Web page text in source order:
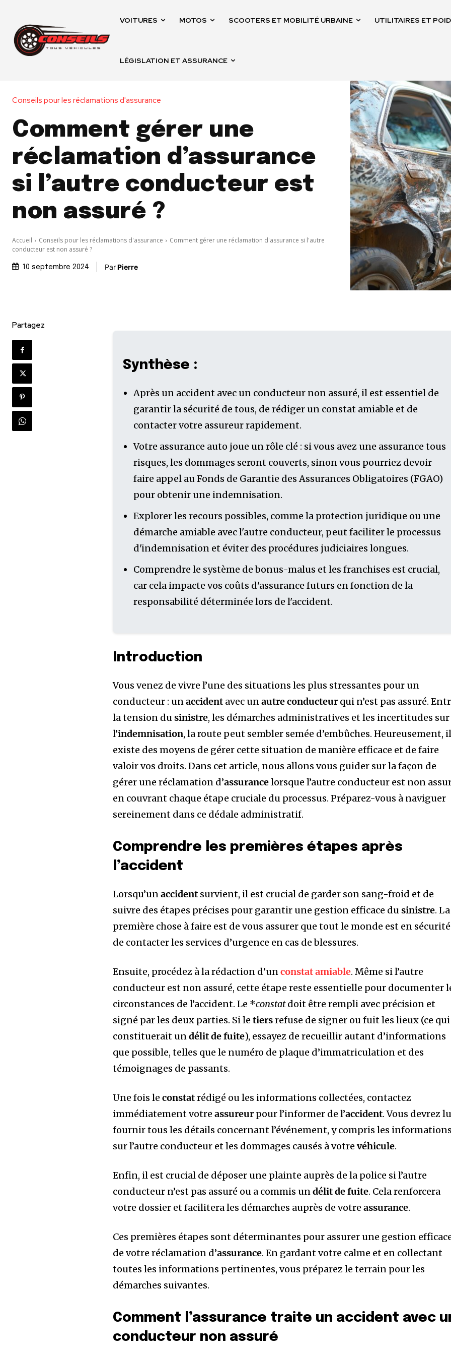
VOITURES MOTOS SCOOTERS ET MOBILITÉ URBAINE UTILITAIRES ET
LÉGISLATION ET ASSURANCE
Conseils pour les réclamations d'assurance
Comment gérer une
réclamation d’assurance
si l’autre conducteur est
non assuré ?
Accueil Conseils pour les réclamations d'assurance
Comment gérer une réclamation d'assurance si l'autre
conducteur est non assuré ?
10 septembre 2024 ParPierre
Partagez
Synthèse :
Après un accident avec un conducteur non assuré, il est essentiel de
garantir la sécurité de tous, de rédiger un constat amiable et de
contacter votre assureur rapidement.
Votre assurance auto joue un rôle clé : si vous avez une assurance tous
risques, les dommages seront couverts, sinon vous pourriez devoir
faire appel au Fonds de Garantie des Assurances Obligatoires (FGAO)
pour obtenir une indemnisation.
Explorer les recours possibles, comme la protection juridique ou une
démarche amiable avec l'autre conducteur, peut faciliter le processus
d'indemnisation et éviter des procédures judiciaires longues.
Comprendre le système de bonus-malus et les franchises est crucial,
car cela impacte vos coûts d'assurance futurs en fonction de la
responsabilité déterminée lors de l'accident.
Introduction
Vous venez de vivre l’une des situations les plus stressantes pour un
conducteur : unaccident avec unautre conducteurqui n’est pas assuré.
la tension dusinistre, les démarches administratives et les incertitudes sur
l’indemnisation, la route peut sembler semée d’embûches. Heureusement, il
existe des moyens de gérer cette situation de manière efficace et de faire
valoir vos droits. Dans cet article, nous allons vous guider sur la façon de
gérer une réclamation d’assurancelorsque l’autre conducteur est non
en couvrant chaque étape cruciale du processus. Préparez-vous à naviguer
sereinement dans ce dédale administratif.
Comprendre les premières étapes après
l’accident
Lorsqu’unaccident survient, il est crucial de garder son sang-froid et de
suivre des étapes précises pour garantir une gestion efficace dusinistre. La
première chose à faire est de vous assurer que tout le monde est en
de contacter les services d’urgence en cas de blessures.
Ensuite, procédez à la rédaction d’unconstat amiable. Même si l’autre
conducteur est non assuré, cette étape reste essentielle pour documenter
circonstances de l’accident. Le *constatdoit être rempli avec précision et
signé par les deux parties. Si letiersrefuse de signer ou fuit les lieux (ce qui
constituerait undélit de fuite), essayez de recueillir autant d’informations
que possible, telles que le numéro de plaque d’immatriculation et des
témoignages de passants.
Une fois leconstatrédigé ou les informations collectées, contactez
immédiatement votreassureurpour l’informer de l’accident. Vous devrez
fournir tous les détails concernant l’événement, y compris les informations
sur l’autre conducteur et les dommages causés à votrevéhicule.
Enfin, il est crucial de déposer une plainte auprès de la police si l’autre
conducteur n’est pas assuré ou a commis undélit de fuite. Cela renforcera
votre dossier et facilitera les démarches auprès de votreassurance.
Ces premières étapes sont déterminantes pour assurer une gestion
de votre réclamation d’assurance. En gardant votre calme et en collectant
toutes les informations pertinentes, vous préparez le terrain pour les
démarches suivantes.
Comment l’assurance traite un accident avec
conducteur non assuré